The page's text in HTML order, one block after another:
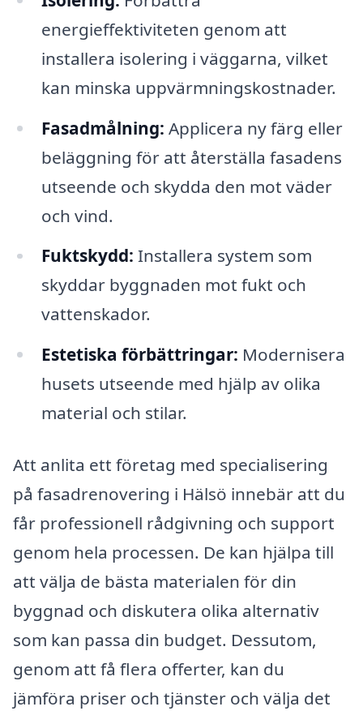
energieffektiviteten genom att
installera isolering i väggarna, vilket
kan minska uppvärmningskostnader.
Fasadmålning: Applicera ny färg eller
beläggning för att återställa fasadens
utseende och skydda den mot väder
och vind.
Fuktskydd: Installera system som
skyddar byggnaden mot fukt och
vattenskador.
Estetiska förbättringar: Modernisera
husets utseende med hjälp av olika
material och stilar.
Att anlita ett företag med specialisering
på fasadrenovering i Hälsö innebär att du
får professionell rådgivning och support
genom hela processen. De kan hjälpa till
att välja de bästa materialen för din
byggnad och diskutera olika alternativ
som kan passa din budget. Dessutom,
genom att få flera offerter, kan du
jämföra priser och tjänster och välja det